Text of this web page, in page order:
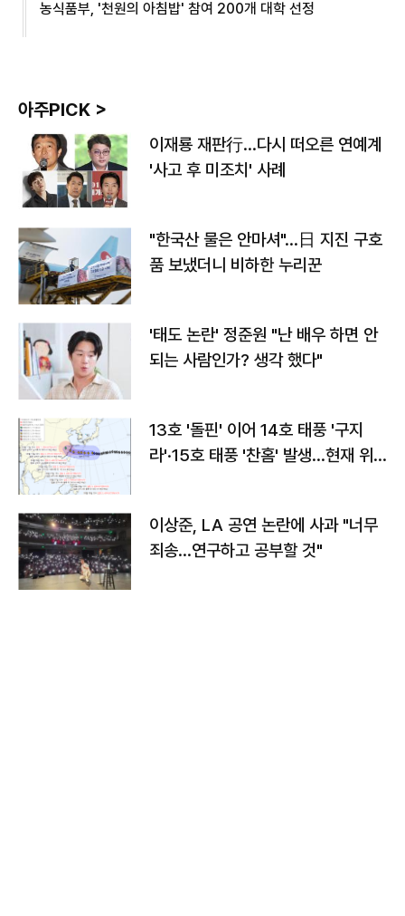
농식품부, '천원의 아침밥' 참여 200개 대학 선정
아주PICK >
이재룡 재판行…다시 떠오른 연예계
'사고 후 미조치' 사례
"한국산 물은 안마셔"…日 지진 구호
품 보냈더니 비하한 누리꾼
'태도 논란' 정준원 "난 배우 하면 안
되는 사람인가? 생각 했다"
13호 '돌핀' 이어 14호 태풍 '구지
라'·15호 태풍 '찬홈' 발생…현재 위
이상준, LA 공연 논란에 사과 "너무
죄송…연구하고 공부할 것"